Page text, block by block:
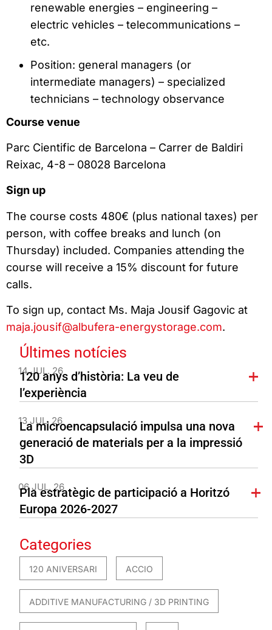
renewable energies – engineering –
electric vehicles – telecommunications –
etc.
Position: general managers (or
intermediate managers) – specialized
technicians – technology observance
Course venue
Parc Cientific de Barcelona – Carrer de Baldiri
Reixac, 4-8 – 08028 Barcelona
Sign up
The course costs 480€ (plus national taxes) per
person, with coffee breaks and lunch (on
Thursday) included. Companies attending the
course will receive a 15% discount for future
calls.
To sign up, contact Ms. Maja Jousif Gagovic at
maja.jousif@albufera-energystorage.com.
Últimes notícies
14 JUL. 26
120 anys d’història: La veu de
l’experiència
13 JUL. 26
La microencapsulació impulsa una nova
generació de materials per a la impressió
3D
06 JUL. 26
Pla estratègic de participació a Horitzó
Europa 2026-2027
Categories
120 ANIVERSARI ACCIO
ADDITIVE MANUFACTURING / 3D PRINTING